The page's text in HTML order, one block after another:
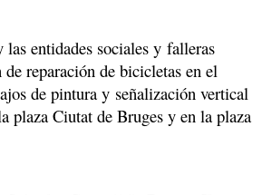
entidades sociales y falleras
reparación de bicicletas en el
de pintura y señalización vertical
plaza Ciutat de Bruges y en la plaza